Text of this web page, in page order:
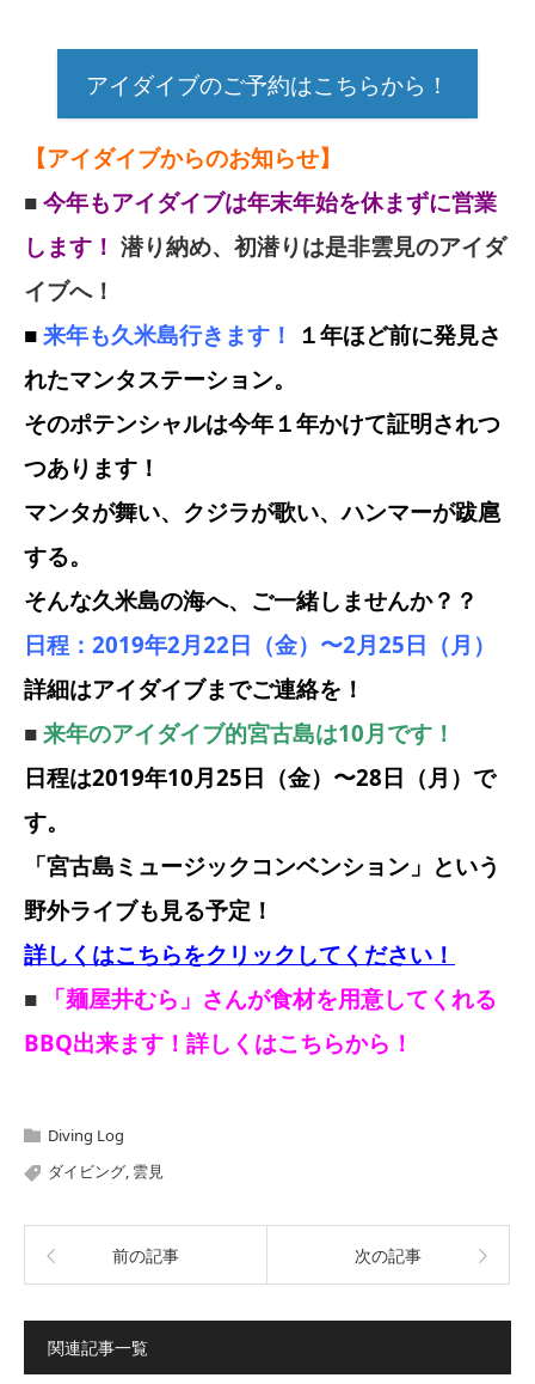
アイダイブのご予約はこちらから！
【アイダイブからのお知らせ】
■ 今年もアイダイブは年末年始を休まずに営業
します！ 潜り納め、初潜りは是非雲見のアイダ
イブへ！
■ 来年も久米島行きます！
１年ほど前に発見さ
れたマンタステーション。
そのポテンシャルは今年１年かけて証明されつ
つあります！
マンタが舞い、クジラが歌い、ハンマーが跋扈
する。
そんな久米島の海へ、ご一緒しませんか？？
日程：2019年2月22日（金）〜2月25日（月）
詳細はアイダイブまでご連絡を！
■ 来年のアイダイブ的宮古島は10月です！
日程は2019年10月25日（金）〜28日（月）で
す。
「宮古島ミュージックコンベンション」という
野外ライブも見る予定！
詳しくはこちらをクリックしてください！
■
「麺屋井むら」さんが食材を用意してくれる
BBQ出来ます！詳しくはこちらから！
Diving Log
ダイビング 雲見
前の記事 次の記事
関連記事一覧